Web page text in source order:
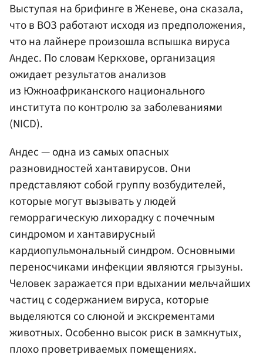
Выступая на брифинге в Женеве, она сказала,
что в ВОЗ работают исходя из предположения,
что на лайнере произошла вспышка вируса
Андес. По словам Керкхове, организация
ожидает результатов анализов
из Южноафриканского национального
института по контролю за заболеваниями
(NICD).
Андес — одна из самых опасных
разновидностей хантавирусов. Они
представляют собой группу возбудителей,
которые могут вызывать у людей
геморрагическую лихорадку с почечным
синдромом и хантавирусный
кардиопульмональный синдром. Основными
переносчиками инфекции являются грызуны.
Человек заражается при вдыхании мельчайших
частиц с содержанием вируса, которые
выделяются со слюной и экскрементами
животных. Особенно высок риск в замкнутых,
плохо проветриваемых помещениях.